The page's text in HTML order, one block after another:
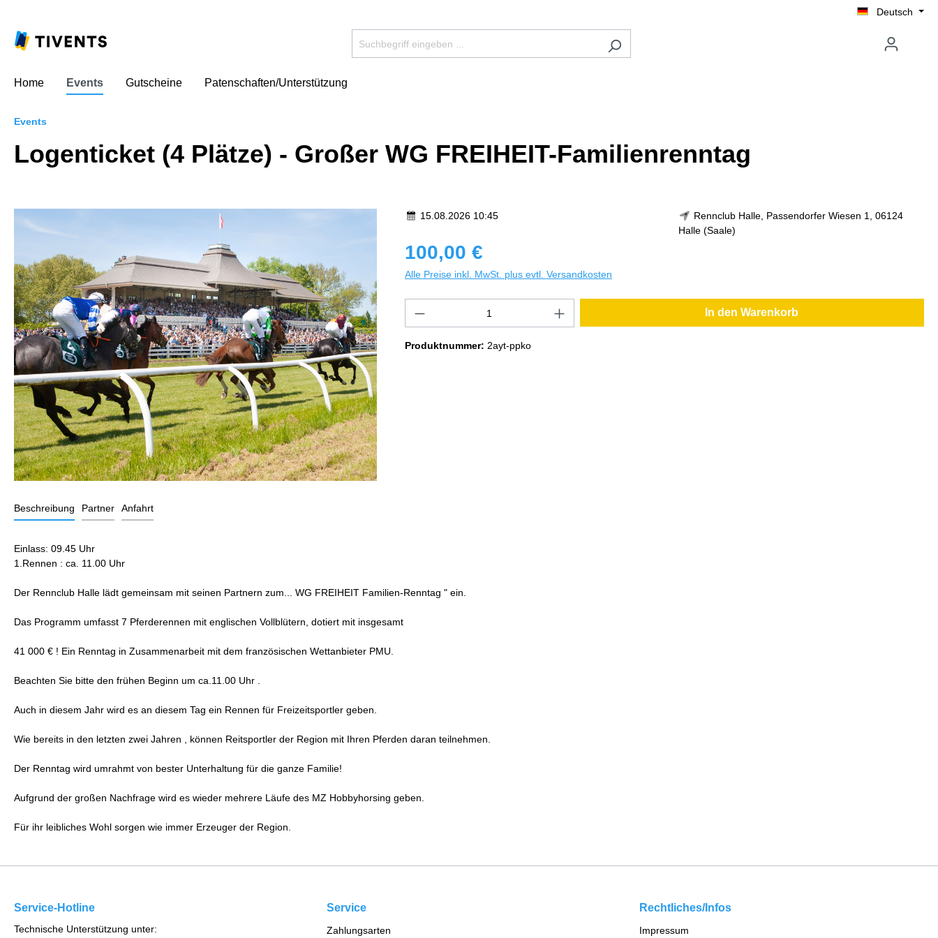
Deutsch
Home Events Gutscheine Patenschaften/Unterstützung
Events
Logenticket (4 Plätze) - Großer WG FREIHEIT-Familienrenntag
15.08.2026 10:45
Rennclub Halle, Passendorfer Wiesen 1, 06124
Halle (Saale)
100,00 €
Alle Preise inkl. MwSt. plus evtl. Versandkosten
In den Warenkorb
Produktnummer: 2ayt-ppko
Beschreibung Partner Anfahrt
Einlass: 09.45 Uhr
1.Rennen : ca. 11.00 Uhr
Der Rennclub Halle lädt gemeinsam mit seinen Partnern zum... WG FREIHEIT Familien-Renntag " ein.
Das Programm umfasst 7 Pferderennen mit englischen Vollblütern, dotiert mit insgesamt
41 000 € ! Ein Renntag in Zusammenarbeit mit dem französischen Wettanbieter PMU.
Beachten Sie bitte den frühen Beginn um ca.11.00 Uhr .
Auch in diesem Jahr wird es an diesem Tag ein Rennen für Freizeitsportler geben.
Wie bereits in den letzten zwei Jahren , können Reitsportler der Region mit Ihren Pferden daran teilnehmen.
Der Renntag wird umrahmt von bester Unterhaltung für die ganze Familie!
Aufgrund der großen Nachfrage wird es wieder mehrere Läufe des MZ Hobbyhorsing geben.
Für ihr leibliches Wohl sorgen wie immer Erzeuger der Region.
Service-Hotline
Technische Unterstützung unter:
Service
Zahlungsarten
Rechtliches/Infos
Impressum